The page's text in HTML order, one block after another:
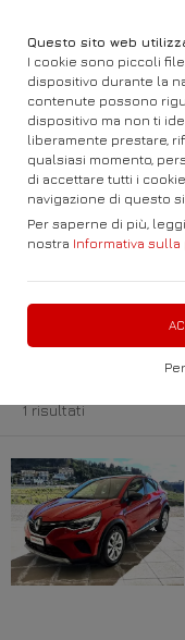
Questo sito web
I cookie sono piccoli
dispositivo durante la
contenute possono
dispositivo ma non ti
liberamente prestare,
qualsiasi momento,
di accettare tutti i
navigazione di questo
Per saperne di più,
nostra Informativa sulla
Home Auto e
Visitando il
Renault
1 risultati